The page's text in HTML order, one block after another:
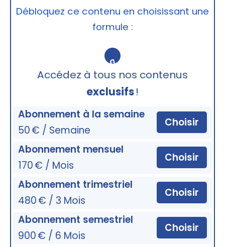
Débloquez ce contenu en choisissant une
formule :
🔒
Accédez à tous nos contenus
exclusifs!
Abonnement à la semaine
50 € / Semaine
Choisir
Abonnement mensuel
170 € / Mois
Choisir
Abonnement trimestriel
480 € / 3 Mois
Choisir
Abonnement semestriel
900 € / 6 Mois
Choisir